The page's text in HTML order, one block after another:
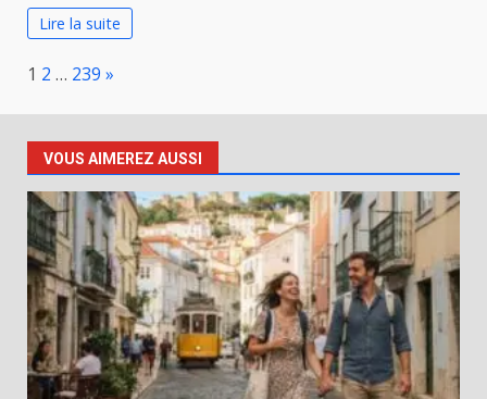
Lire la suite
Page:
1 2 … 239 Next
»
VOUS AIMEREZ AUSSI